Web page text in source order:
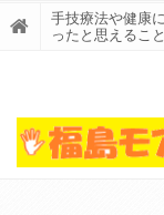
手技療法や健康
ったと思えるこ